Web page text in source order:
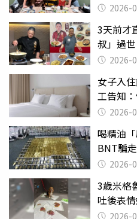
2026-
3天前才
叔」過
理 2026-
女子入
工告知
2026-
喝精油
BNT騙
挖出乾
2026-
3歲米格
吐後表
2026-